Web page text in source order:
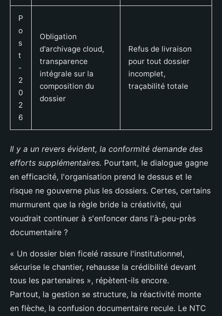
P
o
s
t
-
2
0
2
6
Obligation
d'archivage cloud,
transparence
intégrale sur la
composition du
dossier
Refus de livraison
pour tout dossier
incomplet,
traçabilité totale
Il y a un revers évident, la conformité demande des
efforts supplémentaires. Pourtant, le dialogue gagne
en efficacité, l'organisation prend le dessus et le
risque ne gouverne plus les dossiers. Certes, certains
murmurent que la règle bride la créativité, qui
voudrait continuer à s'enfoncer dans l'à-peu-près
documentaire ?
« Un dossier bien ficelé rassure l'institutionnel,
sécurise le chantier, rehausse la crédibilité devant
tous les partenaires », répètent-ils encore.
Partout, la gestion se structure, la réactivité monte
en flèche, la confusion documentaire recule. Le NTC